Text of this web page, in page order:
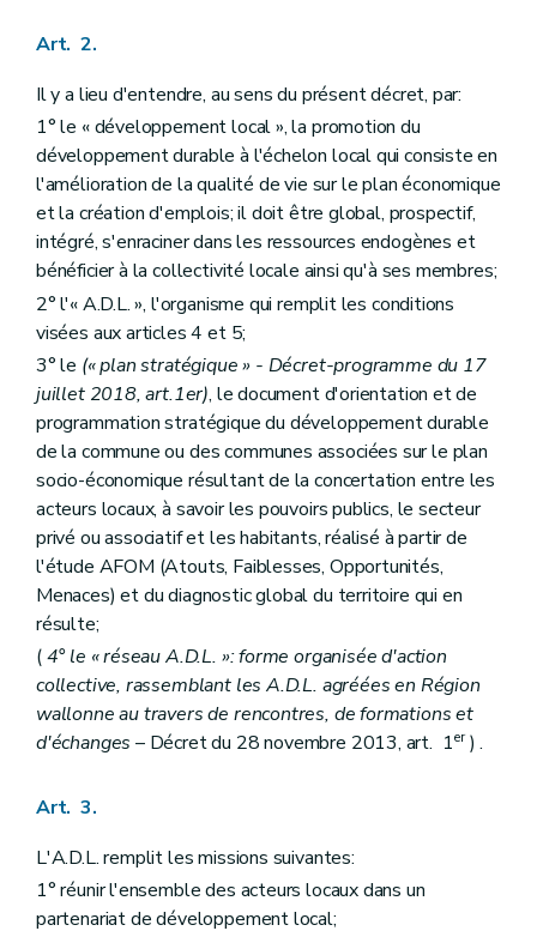
Art. 2.
Il y a lieu d'entendre, au sens du présent décret, par:
1° le « développement local », la promotion du
développement durable à l'échelon local qui consiste en
l'amélioration de la qualité de vie sur le plan économique
et la création d'emplois; il doit être global, prospectif,
intégré, s'enraciner dans les ressources endogènes et
bénéficier à la collectivité locale ainsi qu'à ses membres;
2° l'« A.D.L. », l'organisme qui remplit les conditions
visées aux articles 4 et 5;
3° le (« plan stratégique » - Décret-programme du 17
juillet 2018, art.1er), le document d'orientation et de
programmation stratégique du développement durable
de la commune ou des communes associées sur le plan
socio-économique résultant de la concertation entre les
acteurs locaux, à savoir les pouvoirs publics, le secteur
privé ou associatif et les habitants, réalisé à partir de
l'étude AFOM (Atouts, Faiblesses, Opportunités,
Menaces) et du diagnostic global du territoire qui en
résulte;
(4° le « réseau A.D.L. »: forme organisée d'action
collective, rassemblant les A.D.L. agréées en Région
wallonne au travers de rencontres, de formations et
d'échanges – Décret du 28 novembre 2013, art. 1er) .
Art. 3.
L'A.D.L. remplit les missions suivantes:
1° réunir l'ensemble des acteurs locaux dans un
partenariat de développement local;